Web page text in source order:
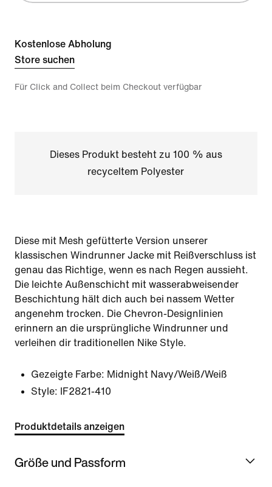
Kostenlose Abholung
Store suchen
Für Click and Collect beim Checkout verfügbar
Dieses Produkt besteht zu 100 % aus
recyceltem Polyester
Diese mit Mesh gefütterte Version unserer
klassischen Windrunner Jacke mit Reißverschluss ist
genau das Richtige, wenn es nach Regen aussieht.
Die leichte Außenschicht mit wasserabweisender
Beschichtung hält dich auch bei nassem Wetter
angenehm trocken. Die Chevron-Designlinien
erinnern an die ursprüngliche Windrunner und
verleihen dir traditionellen Nike Style.
Gezeigte Farbe: Midnight Navy/Weiß/Weiß
Style:
IF2821-410
Produktdetails anzeigen
Größe und Passform